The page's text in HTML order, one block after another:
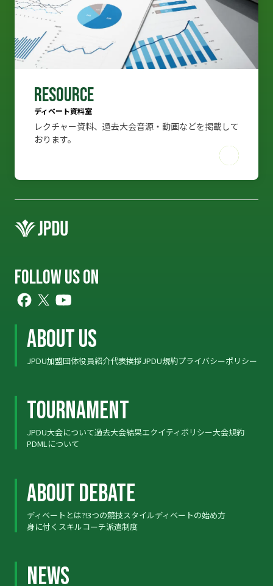
RESOURCE
ディベート資料室
おります。
RESOURCE
ディベート資料室
レクチャー資料、過去大会音源・動画などを掲載して
おります。
FOLLOW US ON
ABOUT US
ABOUT US
JPDU加盟団体役員紹介代表挨拶JPDU規約プライバシーポリシー
TOURNAMENT
TOURNAMENT
JPDU大会について過去大会結果エクイティポリシー大会規約
PDMLについて
ABOUT DEBATE
ABOUT DEBATE
ディベートとは?!3つの競技スタイルディベートの始め方
身に付くスキルコーチ派遣制度
NEWS